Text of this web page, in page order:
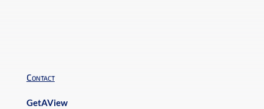
Contact
GetAView